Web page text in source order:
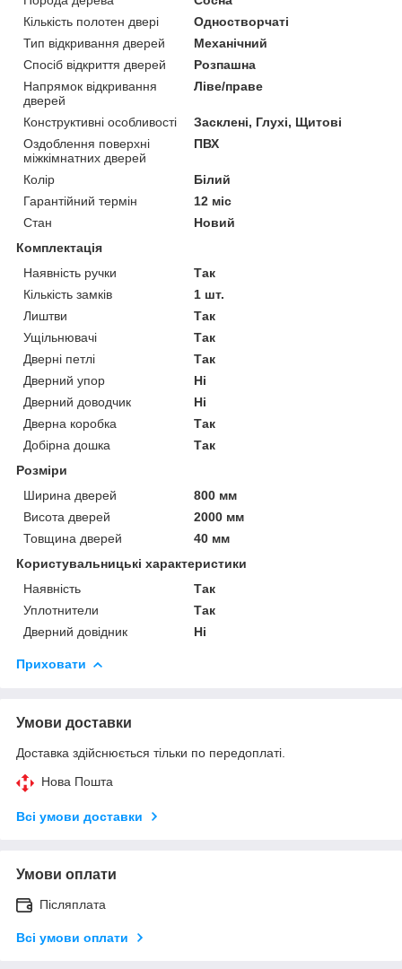
Кількість полотен двері
Одностворчаті
Тип відкривання дверей
Механічний
Спосіб відкриття дверей
Розпашна
Напрямок відкривання
дверей
Ліве/праве
Конструктивні особливості
Засклені, Глухі, Щитові
Оздоблення поверхні
міжкімнатних дверей
ПВХ
Колір
Білий
Гарантійний термін
12 міс
Стан
Новий
Комплектація
Наявність ручки
Так
Кількість замків
1 шт.
Лиштви
Так
Ущільнювачі
Так
Дверні петлі
Так
Дверний упор
Ні
Дверний доводчик
Ні
Дверна коробка
Так
Добірна дошка
Так
Розміри
Ширина дверей
800 мм
Висота дверей
2000 мм
Товщина дверей
40 мм
Користувальницькі характеристики
Наявність
Так
Уплотнители
Так
Дверний довідник
Ні
Приховати
Умови доставки
Доставка здійснюється тільки по передоплаті.
Нова Пошта
Всі умови доставки
Умови оплати
Післяплата
Всі умови оплати